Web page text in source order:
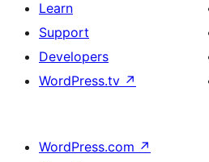
Learn
Support
Developers
WordPress.tv ↗
WordPress.com ↗